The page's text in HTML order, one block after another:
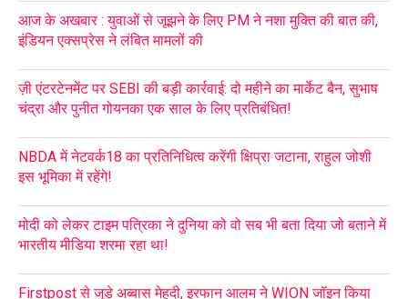
आज के अखबार : युवाओं से जूझने के लिए PM ने नशा मुक्ति की बात की,
इंडियन एक्सप्रेस ने लंबित मामलों की
ज़ी एंटरटेनमेंट पर SEBI की बड़ी कार्रवाई: दो महीने का मार्केट बैन, सुभाष
चंद्रा और पुनीत गोयनका एक साल के लिए प्रतिबंधित!
NBDA में नेटवर्क18 का प्रतिनिधित्व करेंगी क्षिप्रा जटाना, राहुल जोशी
इस भूमिका में रहेंगे!
मोदी को लेकर टाइम पत्रिका ने दुनिया को वो सब भी बता दिया जो बताने में
भारतीय मीडिया शरमा रहा था!
Firstpost से जुड़े अब्बास मेहदी, इरफान आलम ने WION जॉइन किया